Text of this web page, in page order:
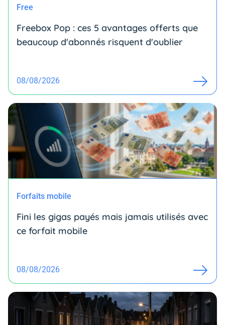
Free
Freebox Pop : ces 5 avantages offerts que
beaucoup d'abonnés risquent d'oublier
08/08/2026
Forfaits mobile
Fini les gigas payés mais jamais utilisés avec
ce forfait mobile
08/08/2026